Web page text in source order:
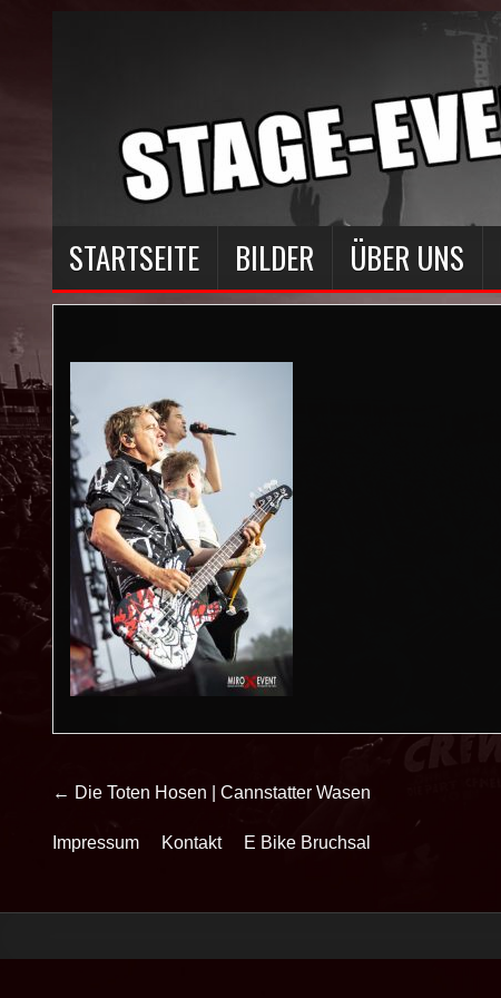
STARTSEITE BILDER ÜBER UNS
Beitrags-
Navigation
← Die Toten Hosen | Cannstatter Wasen
Impressum Kontakt E Bike Bruchsal